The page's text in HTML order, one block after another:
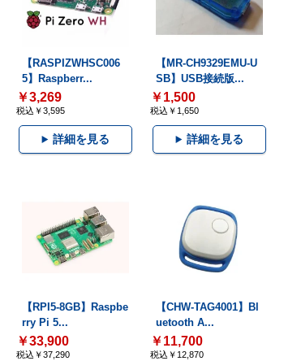
【RASPIZWHSC006
5】Raspberr...
￥3,269
税込￥3,595
詳細を見る
【MR-CH9329EMU-U
SB】USB接続版...
￥1,500
税込￥1,650
詳細を見る
【RPI5-8GB】Raspbe
rry Pi 5...
￥33,900
税込￥37,290
【CHW-TAG4001】Bl
uetooth A...
￥11,700
税込￥12,870